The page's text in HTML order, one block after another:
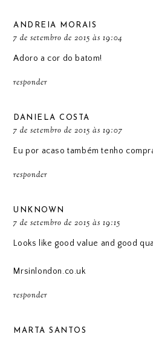
ANDREIA MORAIS
7 de setembro de 2015 às 19:04
Adoro a cor do batom!
responder
DANIELA COSTA
7 de setembro de 2015 às 19:07
Eu por acaso também tenho
responder
UNKNOWN
7 de setembro de 2015 às 19:15
Looks like good value and good
Mrsinlondon.co.uk
responder
MARTA SANTOS